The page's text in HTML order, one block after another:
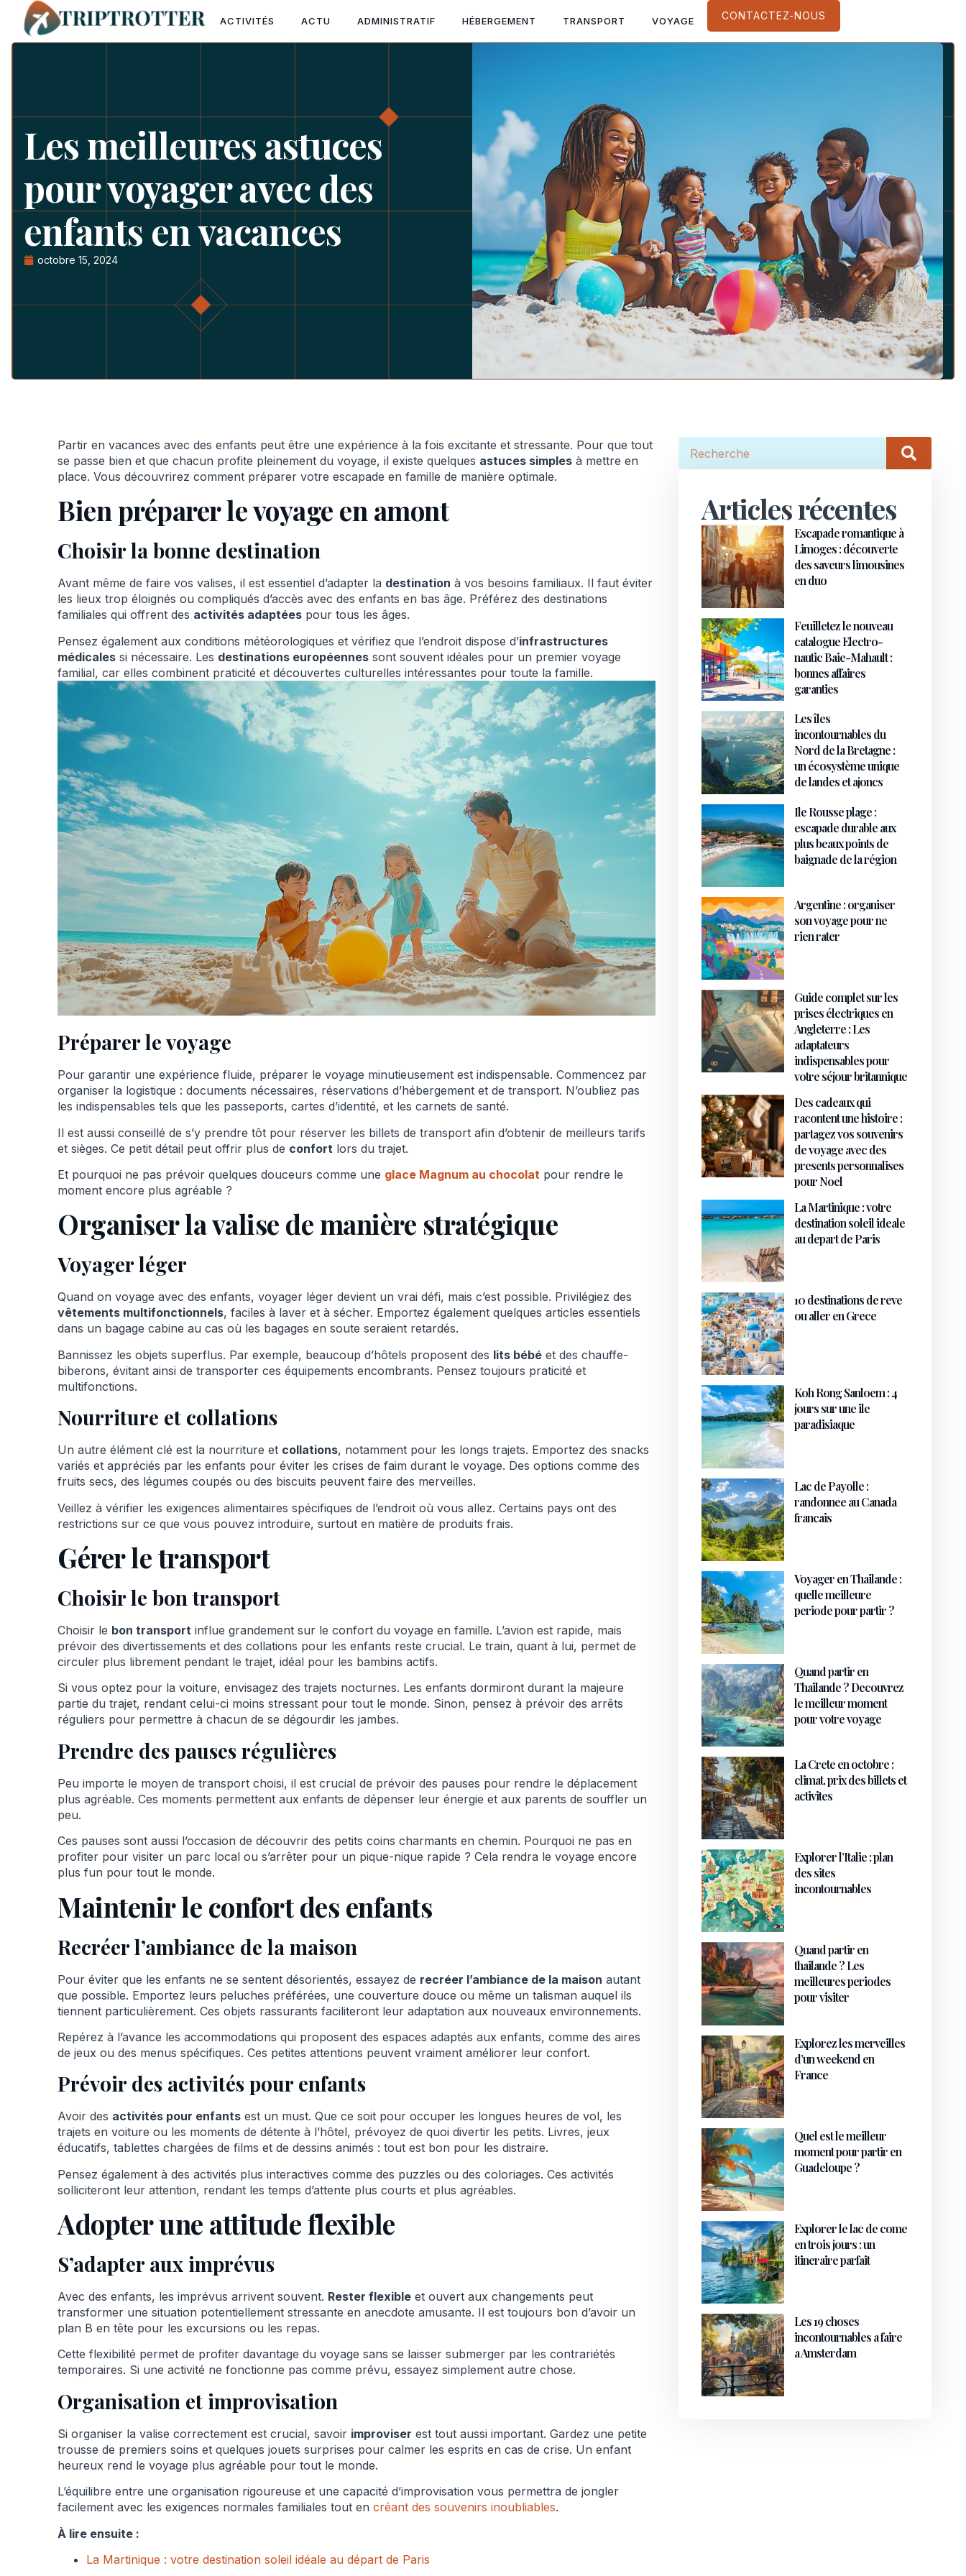
ACTIVITÉS ACTU ADMINISTRATIF HÉBERGEMENT TRANSPORT VOYAGE CONTACTEZ-NOUS
Les meilleures astuces
pour voyager avec des
enfants en vacances
octobre 15, 2024
Partir en vacances avec des enfants peut être une expérience à la fois excitante et stressante. Pour que tout
se passe bien et que chacun profite pleinement du voyage, il existe quelques astuces simples à mettre en
place. Vous découvrirez comment préparer votre escapade en famille de manière optimale.
Bien préparer le voyage en amont
Choisir la bonne destination
Avant même de faire vos valises, il est essentiel d’adapter la destination à vos besoins familiaux. Il faut éviter
les lieux trop éloignés ou compliqués d’accès avec des enfants en bas âge. Préférez des destinations
familiales qui offrent des activités adaptées pour tous les âges.
Pensez également aux conditions météorologiques et vérifiez que l’endroit dispose d’infrastructures
médicales si nécessaire. Les destinations européennes sont souvent idéales pour un premier voyage
familial, car elles combinent praticité et découvertes culturelles intéressantes pour toute la famille.
Préparer le voyage
Pour garantir une expérience fluide, préparer le voyage minutieusement est indispensable. Commencez par
organiser la logistique : documents nécessaires, réservations d’hébergement et de transport. N’oubliez pas
les indispensables tels que les passeports, cartes d’identité, et les carnets de santé.
Il est aussi conseillé de s’y prendre tôt pour réserver les billets de transport afin d’obtenir de meilleurs tarifs
et sièges. Ce petit détail peut offrir plus de confort lors du trajet.
Et pourquoi ne pas prévoir quelques douceurs comme une glace Magnum au chocolat pour rendre le
moment encore plus agréable ?
Organiser la valise de manière stratégique
Voyager léger
Quand on voyage avec des enfants, voyager léger devient un vrai défi, mais c’est possible. Privilégiez des
vêtements multifonctionnels, faciles à laver et à sécher. Emportez également quelques articles essentiels
dans un bagage cabine au cas où les bagages en soute seraient retardés.
Bannissez les objets superflus. Par exemple, beaucoup d’hôtels proposent des lits bébé et des chauffe-
biberons, évitant ainsi de transporter ces équipements encombrants. Pensez toujours praticité et
multifonctions.
Nourriture et collations
Un autre élément clé est la nourriture et collations, notamment pour les longs trajets. Emportez des snacks
variés et appréciés par les enfants pour éviter les crises de faim durant le voyage. Des options comme des
fruits secs, des légumes coupés ou des biscuits peuvent faire des merveilles.
Veillez à vérifier les exigences alimentaires spécifiques de l’endroit où vous allez. Certains pays ont des
restrictions sur ce que vous pouvez introduire, surtout en matière de produits frais.
Gérer le transport
Choisir le bon transport
Choisir le bon transport influe grandement sur le confort du voyage en famille. L’avion est rapide, mais
prévoir des divertissements et des collations pour les enfants reste crucial. Le train, quant à lui, permet de
circuler plus librement pendant le trajet, idéal pour les bambins actifs.
Si vous optez pour la voiture, envisagez des trajets nocturnes. Les enfants dormiront durant la majeure
partie du trajet, rendant celui-ci moins stressant pour tout le monde. Sinon, pensez à prévoir des arrêts
réguliers pour permettre à chacun de se dégourdir les jambes.
Prendre des pauses régulières
Peu importe le moyen de transport choisi, il est crucial de prévoir des pauses pour rendre le déplacement
plus agréable. Ces moments permettent aux enfants de dépenser leur énergie et aux parents de souffler un
peu.
Ces pauses sont aussi l’occasion de découvrir des petits coins charmants en chemin. Pourquoi ne pas en
profiter pour visiter un parc local ou s’arrêter pour un pique-nique rapide ? Cela rendra le voyage encore
plus fun pour tout le monde.
Maintenir le confort des enfants
Recréer l’ambiance de la maison
Pour éviter que les enfants ne se sentent désorientés, essayez de recréer l’ambiance de la maison autant
que possible. Emportez leurs peluches préférées, une couverture douce ou même un talisman auquel ils
tiennent particulièrement. Ces objets rassurants faciliteront leur adaptation aux nouveaux environnements.
Repérez à l’avance les accommodations qui proposent des espaces adaptés aux enfants, comme des aires
de jeux ou des menus spécifiques. Ces petites attentions peuvent vraiment améliorer leur confort.
Prévoir des activités pour enfants
Avoir des activités pour enfants est un must. Que ce soit pour occuper les longues heures de vol, les
trajets en voiture ou les moments de détente à l’hôtel, prévoyez de quoi divertir les petits. Livres, jeux
éducatifs, tablettes chargées de films et de dessins animés : tout est bon pour les distraire.
Pensez également à des activités plus interactives comme des puzzles ou des coloriages. Ces activités
solliciteront leur attention, rendant les temps d’attente plus courts et plus agréables.
Adopter une attitude flexible
S’adapter aux imprévus
Avec des enfants, les imprévus arrivent souvent. Rester flexible et ouvert aux changements peut
transformer une situation potentiellement stressante en anecdote amusante. Il est toujours bon d’avoir un
plan B en tête pour les excursions ou les repas.
Cette flexibilité permet de profiter davantage du voyage sans se laisser submerger par les contrariétés
temporaires. Si une activité ne fonctionne pas comme prévu, essayez simplement autre chose.
Organisation et improvisation
Si organiser la valise correctement est crucial, savoir improviser est tout aussi important. Gardez une petite
trousse de premiers soins et quelques jouets surprises pour calmer les esprits en cas de crise. Un enfant
heureux rend le voyage plus agréable pour tout le monde.
L’équilibre entre une organisation rigoureuse et une capacité d’improvisation vous permettra de jongler
facilement avec les exigences normales familiales tout en créant des souvenirs inoubliables.
À lire ensuite :
La Martinique : votre destination soleil idéale au départ de Paris
Articles récentes
Escapade romantique à
Limoges : découverte
des saveurs limousines
en duo
Feuilletez le nouveau
catalogue Electro-
nautic Baie-Mahault :
bonnes affaires
garanties
Les îles
incontournables du
Nord de la Bretagne :
un écosystème unique
de landes et ajoncs
Ile Rousse plage :
escapade durable aux
plus beaux points de
baignade de la région
Argentine : organiser
son voyage pour ne
rien rater
Guide complet sur les
prises électriques en
Angleterre : Les
adaptateurs
indispensables pour
votre séjour britannique
Des cadeaux qui
racontent une histoire :
partagez vos souvenirs
de voyage avec des
presents personnalises
pour Noel
La Martinique : votre
destination soleil ideale
au depart de Paris
10 destinations de reve
ou aller en Grece
Koh Rong Sanloem : 4
jours sur une ile
paradisiaque
Lac de Payolle :
randonnee au Canada
francais
Voyager en Thailande :
quelle meilleure
periode pour partir ?
Quand partir en
Thailande ? Decouvrez
le meilleur moment
pour votre voyage
La Crete en octobre :
climat, prix des billets et
activites
Explorer l’Italie : plan
des sites
incontournables
Quand partir en
thailande ? Les
meilleures periodes
pour visiter
Explorez les merveilles
d’un weekend en
France
Quel est le meilleur
moment pour partir en
Guadeloupe ?
Explorer le lac de come
en trois jours : un
itineraire parfait
Les 19 choses
incontournables a faire
a Amsterdam